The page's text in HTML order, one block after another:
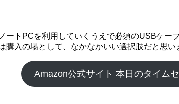
トPCを利用していくうえで必須のUSBケ
入の場として、なかなかいい選択肢だと思い
Amazon公式サイト 本日のタイム